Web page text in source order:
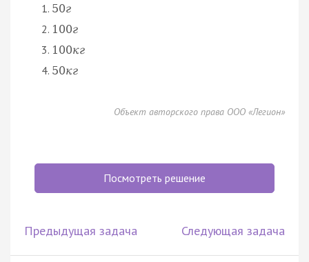
50г
100г
100кг
50кг
Объект авторского права ООО «Легион»
Посмотреть решение
Предыдущая задача Следующая задача